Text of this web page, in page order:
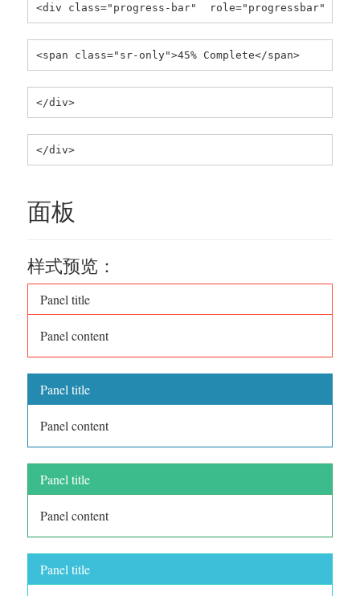
<div class="progress-bar"  role="progressbar"
<span class="sr-only">45% Complete</span>
</div>
</div>
面板
样式预览：
Panel title
Panel content
Panel title
Panel content
Panel title
Panel content
Panel title